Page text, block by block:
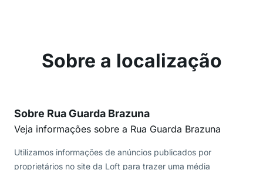
Sobre a localização
Sobre Rua Guarda Brazuna
Veja informações sobre a Rua Guarda Brazuna
Utilizamos informações de anúncios publicados por
proprietários no site da Loft para trazer uma média